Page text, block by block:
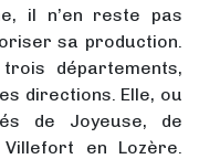
il n’en reste pas
sa production.
départements,
directions. Elle, ou
de Joyeuse, de
en Lozère.